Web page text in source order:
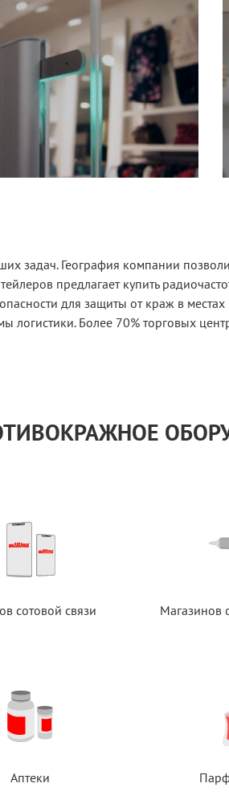
География компании
предлагает купить
для защиты от краж в
Более 70% торговых
сотовой связи Магазинов
Аптеки